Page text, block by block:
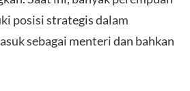
posisi strategis dalam
sebagai menteri dan bahkan